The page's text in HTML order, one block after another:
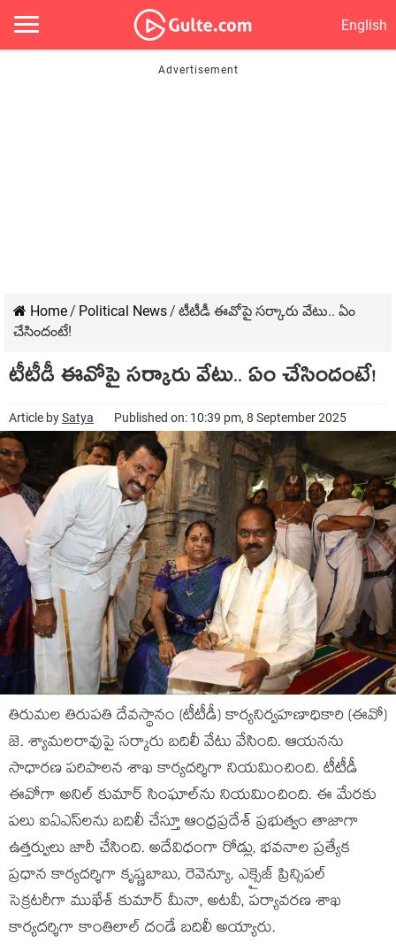
English
Home/ Political News/ టీటీడీ ఈవోపై సర్కారు వేటు.. ఏం
చేసిందంటే!
టీటీడీ ఈవోపై సర్కారు వేటు.. ఏం చేసిందంటే!
Article bySatya Published on: 10:39 pm, 8 September 2025
తిరుమల తిరుపతి దేవస్థానం (టీటీడీ) కార్యనిర్వహణాధికారి (ఈవో)
జె. శ్యామలరావుపై సర్కారు బదిలీ వేటు వేసింది. ఆయనను
సాధారణ పరిపాలన శాఖ కార్యదర్శిగా నియమించింది. టీటీడీ
ఈవోగా అనిల్ కుమార్ సింఘాల్‌ను నియమించింది. ఈ మేరకు
పలు ఐఏఎస్‌లను బదిలీ చేస్తూ ఆంధ్రప్రదేశ్ ప్రభుత్వం తాజాగా
ఉత్తర్వులు జారీ చేసింది. అదేవిధంగా రోడ్లు, భవనాల ప్రత్యేక
ప్రధాన కార్యదర్శిగా కృష్ణబాబు, రెవెన్యూ, ఎక్సైజ్ ప్రిన్సిపల్
సెక్రటరీగా ముఖేశ్ కుమార్ మీనా, అటవీ, పర్యావరణ శాఖ
కార్యదర్శిగా కాంతిలాల్ దండే బదిలీ అయ్యారు.